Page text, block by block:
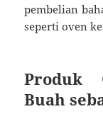
pembelian
seperti oven
Produk
Buah